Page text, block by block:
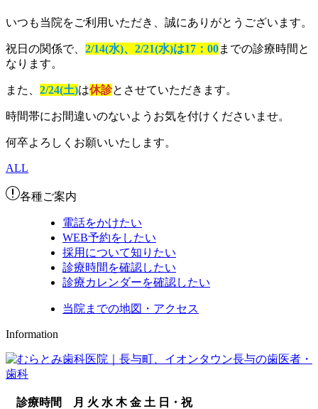
いつも当院をご利用いただき、誠にありがとうございます。
祝日の関係で、 2/14(水)、 2/21(水)は17：00までの診療時間と
なります。
また、 2/24(土)は休診とさせていただきます。
時間帯にお間違いのないようお気を付けくださいませ。
何卒よろしくお願いいたします。
ALL
各種ご案内
電話をかけたい
WEB予約をしたい
採用について知りたい
診療時間を確認したい
診療カレンダーを確認したい
当院までの地図・アクセス
Information
診療時間 月 火 水 木 金 土 日・祝